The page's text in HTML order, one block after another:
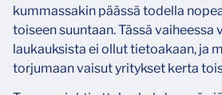
kummassakin päässä todella
toiseen suuntaan. Tässä vaiheessa
laukauksista ei ollut tietoakaan, ja
torjumaan vaisut yritykset kerta